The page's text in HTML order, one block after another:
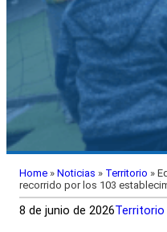
Home » Noticias » Territorio »
recorrido por los 103
8 de junio de 2026Territorio